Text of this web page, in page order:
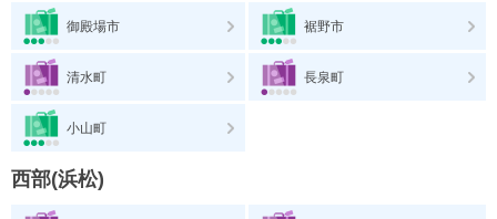
御殿場市 裾野市
清水町 長泉町
小山町
西部(浜松)